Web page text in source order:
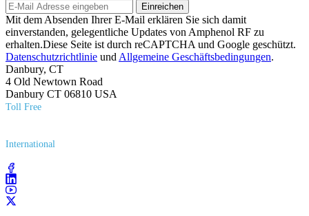
Einreichen
Mit dem Absenden Ihrer E-Mail erklären Sie sich damit
einverstanden, gelegentliche Updates von Amphenol RF zu
erhalten.Diese Seite ist durch reCAPTCHA und Google geschützt.
Datenschutzrichtlinie und Allgemeine Geschäftsbedingungen.
Danbury, CT
4 Old Newtown Road
Danbury CT 06810 USA
Toll Free
International